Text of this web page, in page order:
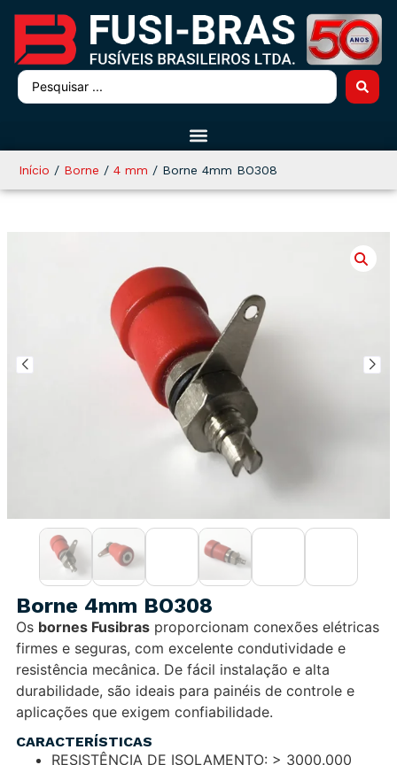
Início / Borne / 4 mm / Borne 4mm BO308
Borne 4mm BO308
Os bornes Fusibras proporcionam conexões elétricas
firmes e seguras, com excelente condutividade e
resistência mecânica. De fácil instalação e alta
durabilidade, são ideais para painéis de controle e
aplicações que exigem confiabilidade.
CARACTERÍSTICAS
RESISTÊNCIA DE ISOLAMENTO: > 3000.000